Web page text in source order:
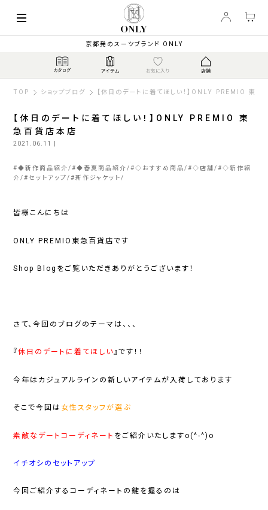
京都発のスーツブランド ONLY
TOP ショップブログ 【休日のデートに着てほしい！】ONLY PREMIO 東急
【休日のデートに着てほしい！】ONLY PREMIO 東
急百貨店本店
2021.06.11 |
#◆新作商品紹介 #◆春夏商品紹介 #◇おすすめ商品 #◇店舗 #◇新作紹
介 #セットアップ #新作ジャケット
皆様こんにちは
ONLY PREMIO東急百貨店です
Shop Blogをご覧いただきありがとうございます！
さて、今回のブログのテーマは、、、
『休日のデートに着てほしい』です！！
今年はカジュアルラインの新しいアイテムが入荷しております
そこで今回は 女性スタッフが選ぶ
素敵なデートコーディネート をご紹介いたしますo(^-^)o
イチオシのセットアップ
今回ご紹介するコーディネートの鍵を握るのは